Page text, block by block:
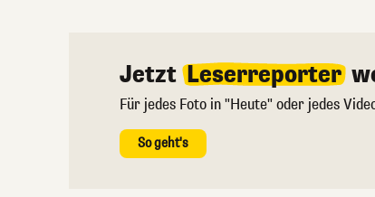
Jetzt Leserreporter
Für jedes Foto in "Heute" oder jedes
So geht's